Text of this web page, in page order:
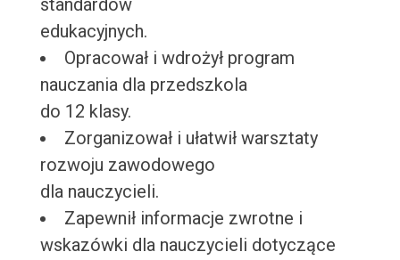
standardów
edukacyjnych.
Opracował i wdrożył program
nauczania dla przedszkola
do 12 klasy.
Zorganizował i ułatwił warsztaty
rozwoju zawodowego
dla nauczycieli.
Zapewnił informacje zwrotne i
wskazówki dla nauczycieli dotyczące